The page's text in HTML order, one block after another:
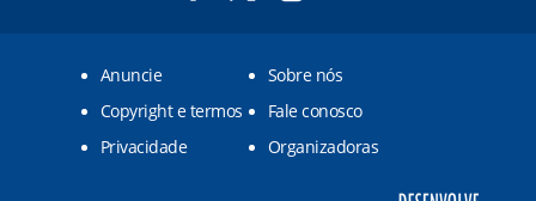
Anuncie
Sobre nós
Copyright e termos
Fale conosco
Privacidade
Organizadoras